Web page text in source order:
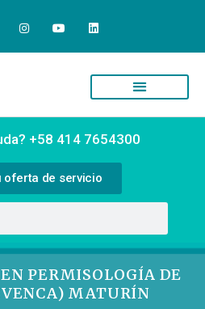
+58 414 7654300
oferta de servicio
PERMISOLOGÍA DE
MATURÍN